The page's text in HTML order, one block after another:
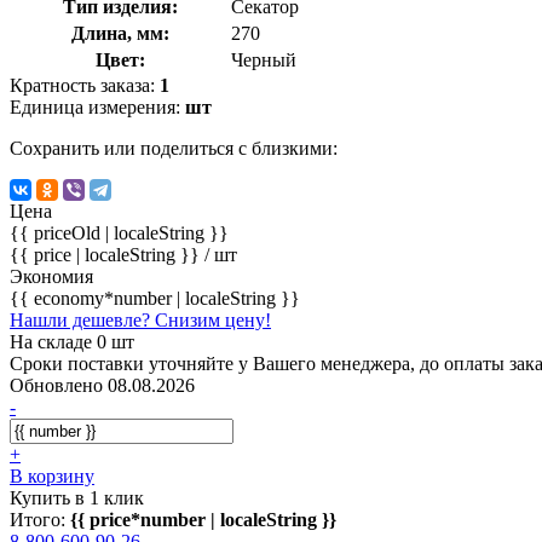
Тип изделия:
Секатор
Длина, мм:
270
Цвет:
Черный
Кратность заказа: 1
Единица измерения: шт
Сохранить или поделиться с близкими:
Цена
{{ priceOld | localeString }}
{{ price | localeString }} / шт
Экономия
{{ economy*number | localeString }}
Нашли дешевле? Снизим цену!
На складе 0 шт
Сроки поставки уточняйте у Вашего менеджера, до оплаты
Обновлено 08.08.2026
-
+
В корзину
Купить в 1 клик
Итого: {{ price*number | localeString }}